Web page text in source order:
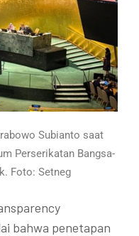
Subianto saat
Perserikatan Bangsa-
Foto: Setneg
bahwa penetapan